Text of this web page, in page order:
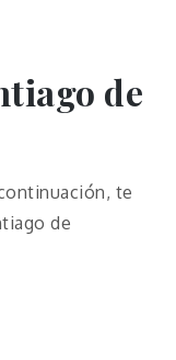
de
te
de